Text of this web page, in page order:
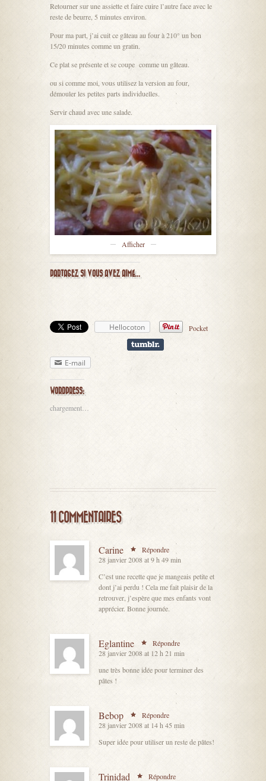
Retourner sur une assiette et faire cuire l’autre face avec le
reste de beurre, 5 minutes environ.
Pour ma part, j’ai cuit ce gâteau au four à 210° un bon
15/20 minutes comme un gratin.
Ce plat se présente et se coupe comme un gâteau.
ou si comme moi, vous utilisez la version au four,
démouler les petites parts individuelles.
Servir chaud avec une salade.
Afficher
PARTAGEZ SI VOUS AVEZ AIMÉ...
Hellocoton Pocket
E-mail
WORDPRESS:
chargement…
11 COMMENTAIRES
Carine
Répondre
28 janvier 2008 at 9 h 49 min
C’est une recette que je mangeais petite et
dont j’ai perdu ! Cela me fait plaisir de la
retrouver, j’espère que mes enfants vont
apprécier. Bonne journée.
Eglantine
Répondre
28 janvier 2008 at 12 h 21 min
une très bonne idée pour terminer des
pâtes !
Bebop
Répondre
28 janvier 2008 at 14 h 45 min
Super idée pour utiliser un reste de pâtes!
Trinidad Répondre